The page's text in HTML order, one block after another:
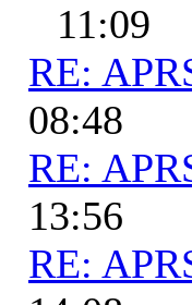
11:09
RE:
08:48
RE:
13:56
RE: